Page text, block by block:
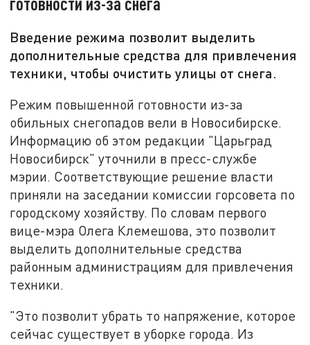
Введение режима позволит выделить
дополнительные средства для привлечения
техники, чтобы очистить улицы от снега.
Режим повышенной готовности из-за
обильных снегопадов вели в Новосибирске.
Информацию об этом редакции "Царьград
Новосибирск" уточнили в пресс-службе
мэрии. Соответствующие решение власти
приняли на заседании комиссии горсовета по
городскому хозяйству. По словам первого
вице-мэра Олега Клемешова, это позволит
выделить дополнительные средства
районным администрациям для привлечения
техники.
"Это позволит убрать то напряжение, которое
сейчас существует в уборке города. Из